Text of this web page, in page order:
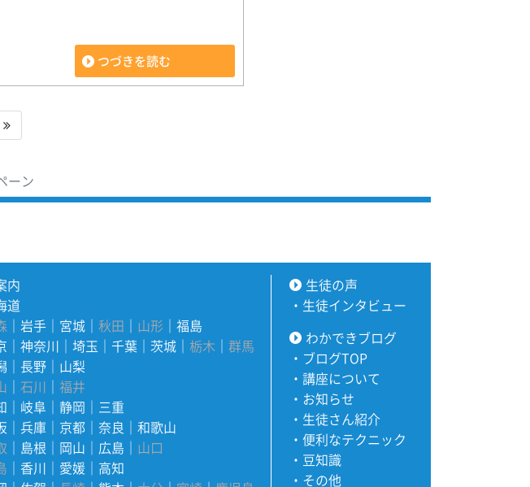
つづきを読む
ーン
内
道
｜岩手 ｜ 宮城 ｜秋田 ｜ 山形 ｜福島
｜神奈川 ｜埼玉 ｜千葉 ｜茨城 ｜栃木 ｜群馬
｜ 長野 ｜ 山梨
｜石川 ｜福井
｜ 岐阜 ｜静岡 ｜ 三重
｜ 兵庫 ｜ 京都 ｜奈良 ｜和歌山
｜ 島根 ｜ 岡山 ｜ 広島 ｜ 山口
｜ 香川 ｜ 愛媛 ｜ 高知
生徒の声
・ 生徒インタビュー
わかできブログ
・ ブログTOP
・ 講座について
・ お知らせ
・ 生徒さん紹介
・ 便利なテクニック
・ 豆知識
・ その他